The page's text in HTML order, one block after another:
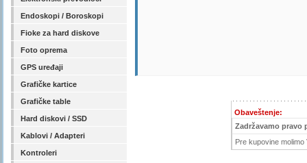
Endoskopi / Boroskopi
Fioke za hard diskove
Foto oprema
GPS uređaji
Grafičke kartice
Grafičke table
Hard diskovi / SSD
Kablovi / Adapteri
Kontroleri
Obaveštenje:
Zadržavamo pravo
Pre kupovine